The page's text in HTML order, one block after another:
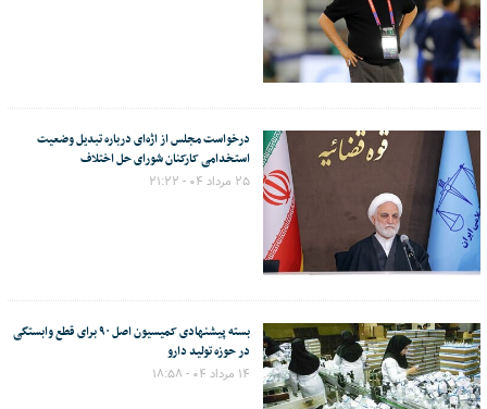
درخواست مجلس از اژه‌ای درباره تبدیل وضعیت
استخدامی کارکنان شورای حل اختلاف
۲۵ مرداد ۰۴ - ۲۱:۲۲
بسته پیشنهادی کمیسیون اصل ۹۰ برای قطع وابستگی
در حوزه تولید دارو
۱۴ مرداد ۰۴ - ۱۸:۵۸